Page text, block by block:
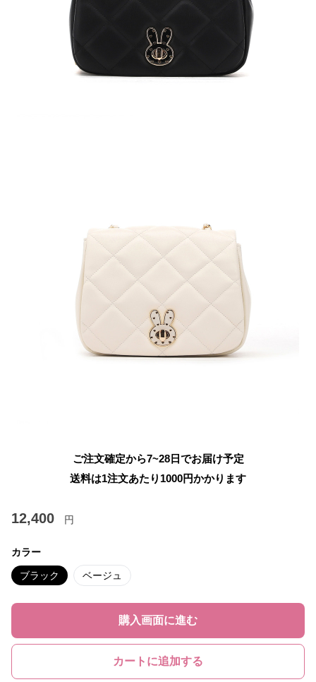
ご注文確定から7~28日でお届け予定
送料は1注文あたり 1000円かかります
12,400 円
カラー
ブラック ベージュ
購入画面に進む
カートに追加する